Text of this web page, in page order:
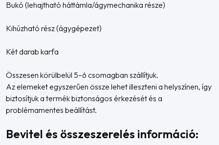
Bukó (lehajtható háttámla/ágymechanika része)
Kihúzható rész (ágygépezet)
Két darab karfa
Összesen körülbelül 5–6 csomagban szállítjuk.
Az elemeket egyszerűen össze lehet illeszteni a helyszínen, így
biztosítjuk a termék biztonságos érkezését és a
problémamentes beállítást.
Bevitel és összeszerelés információ: